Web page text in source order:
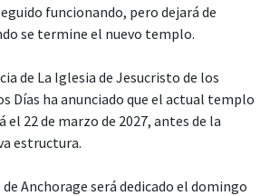
funcionando, pero dejará de
se termine el nuevo templo.
de La Iglesia de Jesucristo de los
Días ha anunciado que el actual templo
el 22 de marzo de 2027, antes de la
estructura.
Anchorage será dedicado el domingo